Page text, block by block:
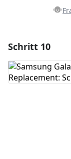
Schritt 10